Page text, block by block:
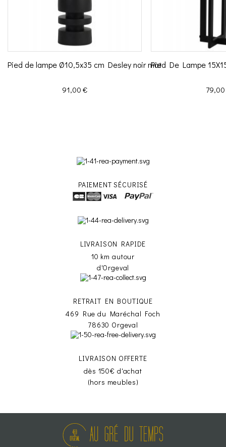
Pied de lampe Ø10,5x35 cm Desley noir mat
Prix
91,00 €
Pied De Lampe
Prix
PAIEMENT SÉCURISÉ
LIVRAISON RAPIDE
10 km autour
d'Orgeval
RETRAIT EN BOUTIQUE
469 Rue du Maréchal Foch
78630 Orgeval
LIVRAISON OFFERTE
dès 150€ d'achat
(hors meubles)